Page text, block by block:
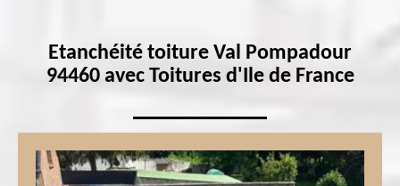
Etanchéité toiture Val Pompadour
94460 avec Toitures d'Ile de France